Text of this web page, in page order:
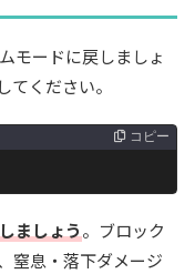
モードに戻しましょ
てください。
コピー
ましょう。ブロック
窒息・落下ダメージ